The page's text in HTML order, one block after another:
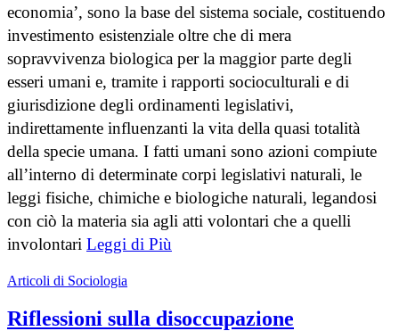
economia’, sono la base del sistema sociale, costituendo
investimento esistenziale oltre che di mera
sopravvivenza biologica per la maggior parte degli
esseri umani e, tramite i rapporti socioculturali e di
giurisdizione degli ordinamenti legislativi,
indirettamente influenzanti la vita della quasi totalità
della specie umana. I fatti umani sono azioni compiute
all’interno di determinate corpi legislativi naturali, le
leggi fisiche, chimiche e biologiche naturali, legandosi
con ciò la materia sia agli atti volontari che a quelli
involontari Leggi di Più
Articoli di Sociologia
Riflessioni sulla disoccupazione